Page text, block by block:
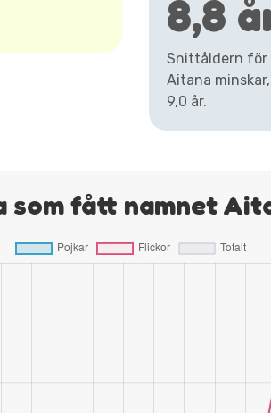
8,8
Snittåldern för
Aitana
9,0 år.
som fått namnet